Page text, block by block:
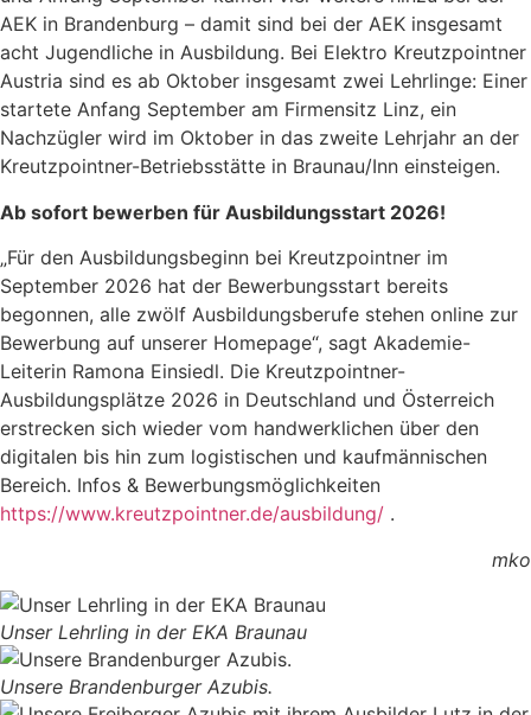
AEK in Brandenburg – damit sind bei der AEK insgesamt
acht Jugendliche in Ausbildung. Bei Elektro Kreutzpointner
Austria sind es ab Oktober insgesamt zwei Lehrlinge: Einer
startete Anfang September am Firmensitz Linz, ein
Nachzügler wird im Oktober in das zweite Lehrjahr an der
Kreutzpointner-Betriebsstätte in Braunau/Inn einsteigen.
Ab sofort bewerben für Ausbildungsstart 2026!
„Für den Ausbildungsbeginn bei Kreutzpointner im
September 2026 hat der Bewerbungsstart bereits
begonnen, alle zwölf Ausbildungsberufe stehen online zur
Bewerbung auf unserer Homepage“, sagt Akademie-
Leiterin Ramona Einsiedl. Die Kreutzpointner-
Ausbildungsplätze 2026 in Deutschland und Österreich
erstrecken sich wieder vom handwerklichen über den
digitalen bis hin zum logistischen und kaufmännischen
Bereich. Infos & Bewerbungsmöglichkeiten
https://www.kreutzpointner.de/ausbildung/ .
mko
Unser Lehrling in der EKA Braunau
Unsere Brandenburger Azubis.